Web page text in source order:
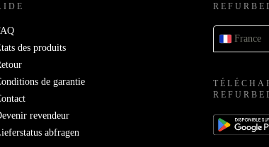
des produits
de garantie
revendeur
abfragen
France